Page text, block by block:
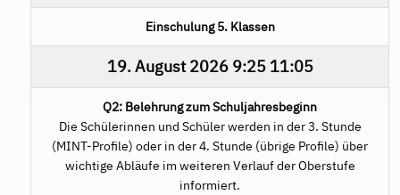
Einschulung 5. Klassen
19. August 20269:25 11:05
Q2: Belehrung zum Schuljahresbeginn
Die Schülerinnen und Schüler werden in der 3. Stunde
(MINT-Profile) oder in der 4. Stunde (übrige Profile) über
wichtige Abläufe im weiteren Verlauf der Oberstufe
informiert.